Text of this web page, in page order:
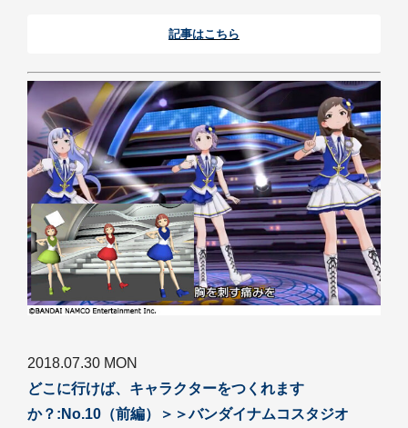
記事はこちら
2018.07.30 MON
どこに行けば、キャラクターをつくれます
か？:No.10（前編）＞＞バンダイナムコスタジオ